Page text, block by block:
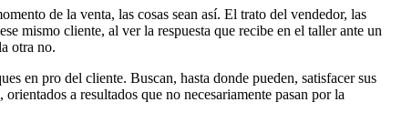
de la venta, las cosas sean así. El trato del vendedor, las
mismo cliente, al ver la respuesta que recibe en el taller ante un
otra no.
en pro del cliente. Buscan, hasta donde pueden, satisfacer sus
a resultados que no necesariamente pasan por la